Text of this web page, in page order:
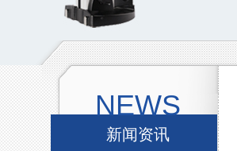
NEWS
新闻资讯